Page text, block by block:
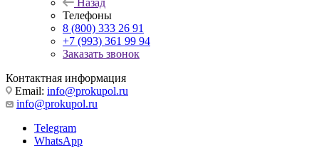
Назад
Телефоны
8 (800) 333 26 91
+7 (993) 361 99 94
Заказать звонок
Контактная информация
Email: info@prokupol.ru
info@prokupol.ru
Telegram
WhatsApp